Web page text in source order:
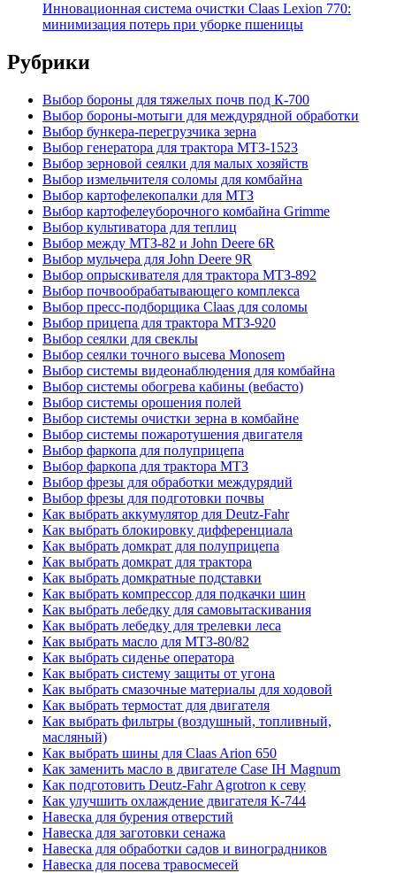
Инновационная система очистки Claas Lexion 770:
минимизация потерь при уборке пшеницы
Рубрики
Выбор бороны для тяжелых почв под К-700
Выбор бороны-мотыги для междурядной обработки
Выбор бункера-перегрузчика зерна
Выбор генератора для трактора МТЗ-1523
Выбор зерновой сеялки для малых хозяйств
Выбор измельчителя соломы для комбайна
Выбор картофелекопалки для МТЗ
Выбор картофелеуборочного комбайна Grimme
Выбор культиватора для теплиц
Выбор между МТЗ-82 и John Deere 6R
Выбор мульчера для John Deere 9R
Выбор опрыскивателя для трактора МТЗ-892
Выбор почвообрабатывающего комплекса
Выбор пресс-подборщика Claas для соломы
Выбор прицепа для трактора МТЗ-920
Выбор сеялки для свеклы
Выбор сеялки точного высева Monosem
Выбор системы видеонаблюдения для комбайна
Выбор системы обогрева кабины (вебасто)
Выбор системы орошения полей
Выбор системы очистки зерна в комбайне
Выбор системы пожаротушения двигателя
Выбор фаркопа для полуприцепа
Выбор фаркопа для трактора МТЗ
Выбор фрезы для обработки междурядий
Выбор фрезы для подготовки почвы
Как выбрать аккумулятор для Deutz-Fahr
Как выбрать блокировку дифференциала
Как выбрать домкрат для полуприцепа
Как выбрать домкрат для трактора
Как выбрать домкратные подставки
Как выбрать компрессор для подкачки шин
Как выбрать лебедку для самовытаскивания
Как выбрать лебедку для трелевки леса
Как выбрать масло для МТЗ-80/82
Как выбрать сиденье оператора
Как выбрать систему защиты от угона
Как выбрать смазочные материалы для ходовой
Как выбрать термостат для двигателя
Как выбрать фильтры (воздушный, топливный,
масляный)
Как выбрать шины для Claas Arion 650
Как заменить масло в двигателе Case IH Magnum
Как подготовить Deutz-Fahr Agrotron к севу
Как улучшить охлаждение двигателя К-744
Навеска для бурения отверстий
Навеска для заготовки сенажа
Навеска для обработки садов и виноградников
Навеска для посева травосмесей